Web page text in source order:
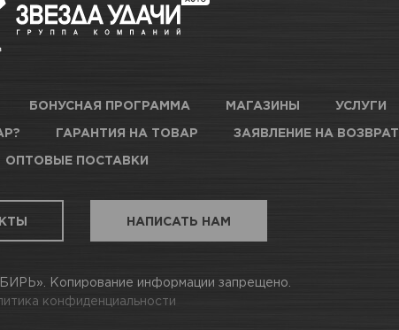
Новосибирск, Богдана Хмельницкого, 1/1
47 к3
Новосибирск, Немировича-Данченко, 146
Новосибирск, Станционная, 16/1
Новосибирск, Даргомыжского, 8а к60
БОНУСНАЯ ПРОГРАММА МАГАЗИНЫ УСЛУГИ
ГАРАНТИЯ НА ТОВАР ЗАЯВЛЕНИЕ НА ВОЗВРАТ
ОПТОВЫЕ ПОСТАВКИ
НАПИСАТЬ НАМ
Копирование информации запрещено.
конфиденциальности